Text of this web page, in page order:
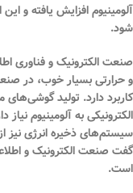
آلومینیوم افزایش یافته و
شود.
صنعت الکترونیک و فناوری
و حرارتی بسیار خوب، در
کاربرد دارد. تولید
الکترونیکی به آلومینیوم
سیستم‌های ذخیره انرژی نیز
گفت صنعت الکترونیک و
است.